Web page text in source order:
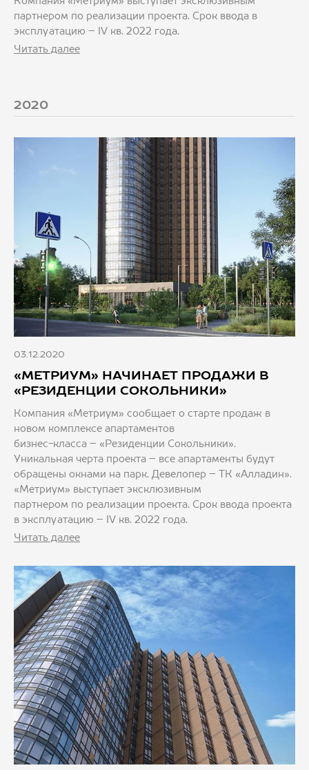
партнером по реализации проекта. Срок ввода в
эксплуатацию – IV кв. 2022 года.
Читать далее
2020
03.12.2020
«МЕТРИУМ» НАЧИНАЕТ ПРОДАЖИ В
«РЕЗИДЕНЦИИ СОКОЛЬНИКИ»
Компания «Метриум» сообщает о старте продаж в
новом комплексе апартаментов
бизнес-класса – «Резиденции Сокольники».
Уникальная черта проекта – все апартаменты будут
обращены окнами на парк. Девелопер – ТК «Алладин».
«Метриум» выступает эксклюзивным
партнером по реализации проекта. Срок ввода проекта
в эксплуатацию – IV кв. 2022 года.
Читать далее